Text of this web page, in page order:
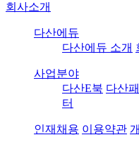
회사소개
다산에듀
다산에듀 소개
사업분야
다산E북 다산
터
인재채용 이용약관